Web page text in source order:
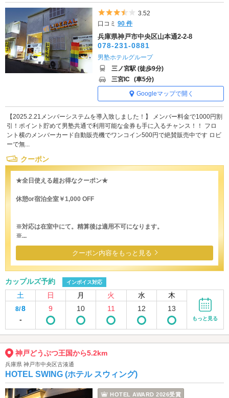
5つ星のうち3.5
3.52
口コミ90 件
兵庫県神戸市中央区山本通2-2-8
078-231-0881
男塾ホテルグループ
三ノ宮駅 (徒歩9分)
三宮IC (車5分)
Googleマップで開く
【2025.2.21メンバーシステムを導入致しました！】 メンバー料金で1000円割
引！ポイント貯めて男塾共通で利用可能な金券も手に入るチャンス！！ フロ
ント横のメンバーカード自動販売機でワンコイン500円で絶賛販売中です ロビ
ーで無...
クーポン
★全日使える超お得なクーポン★
休憩or宿泊全室￥1,000 OFF
※対応は在室中にて。精算後は適用不可になります。
※...
クーポン内容をもっと見る
カップルズ予約 インボイス対応
土 日 月 火 水 木
8/8
-
9 10 11 12 13
もっと見る
神戸どうぶつ王国から5.2km
兵庫県 神戸市中央区古湊通
HOTEL SWING (ホテル スウィング)
HOTEL AWARD 2026受賞